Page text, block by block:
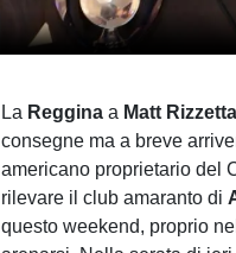
La Regginaa Matt
consegne ma a breve
americano proprietario del
rilevare il club amaranto di
questo weekend, proprio